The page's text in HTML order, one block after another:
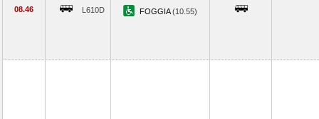
08.46 L610D FOGGIA(10.55)